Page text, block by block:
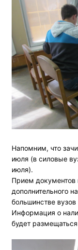
Напомним, что
июля (в силовые
июля).
Прием
дополнительного
большинстве
Информация о
будет